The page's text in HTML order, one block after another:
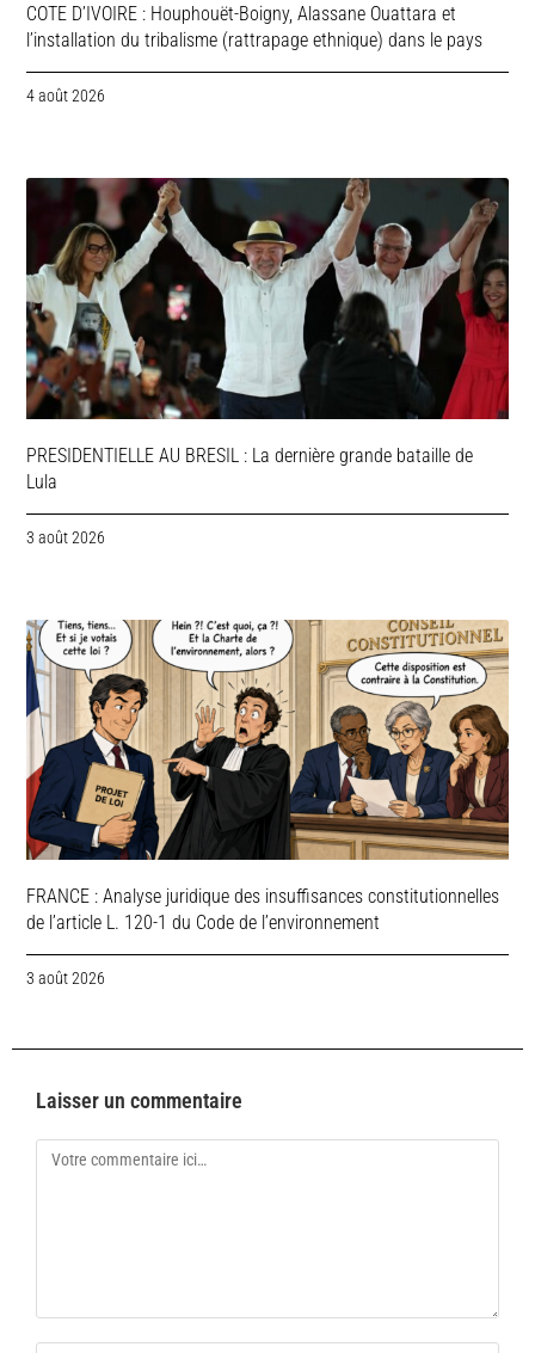
COTE D’IVOIRE : Houphouët-Boigny, Alassane Ouattara et
l’installation du tribalisme (rattrapage ethnique) dans le pays
4 août 2026
PRESIDENTIELLE AU BRESIL : La dernière grande bataille de
Lula
3 août 2026
FRANCE : Analyse juridique des insuffisances constitutionnelles
de l’article L. 120-1 du Code de l’environnement
3 août 2026
Laisser un commentaire